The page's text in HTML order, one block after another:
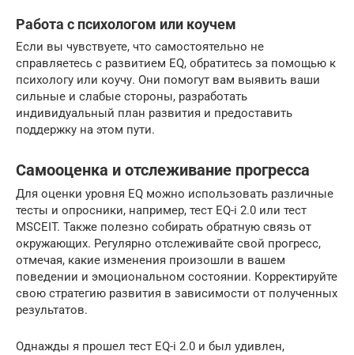
Работа с психологом или коучем
Если вы чувствуете, что самостоятельно не
справляетесь с развитием EQ, обратитесь за помощью к
психологу или коучу. Они помогут вам выявить ваши
сильные и слабые стороны, разработать
индивидуальный план развития и предоставить
поддержку на этом пути.
Самооценка и отслеживание прогресса
Для оценки уровня EQ можно использовать различные
тесты и опросники, например, тест EQ-i 2.0 или тест
MSCEIT. Также полезно собирать обратную связь от
окружающих. Регулярно отслеживайте свой прогресс,
отмечая, какие изменения произошли в вашем
поведении и эмоциональном состоянии. Корректируйте
свою стратегию развития в зависимости от полученных
результатов.
Однажды я прошел тест EQ-i 2.0 и был удивлен,